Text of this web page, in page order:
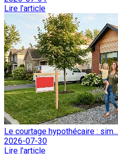
Lire l'article
Le courtage hypothécaire : sim...
2026-07-30
Lire l'article